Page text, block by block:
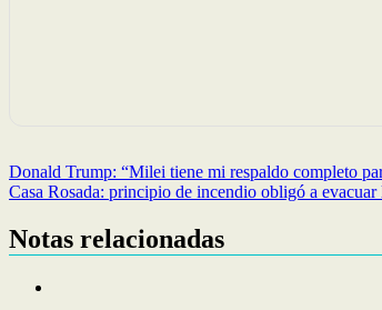
Navegación
de
entradas
Donald Trump: “Milei tiene mi respaldo completo
Casa Rosada: principio de incendio obligó a
Notas relacionadas